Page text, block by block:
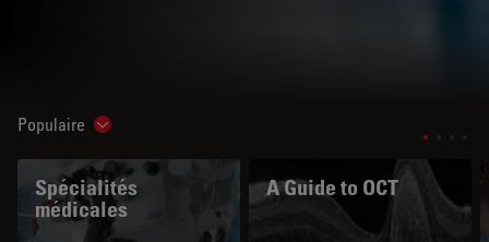
Populaire Show subnavigation
Spécialités
médicales
A Guide to OCT